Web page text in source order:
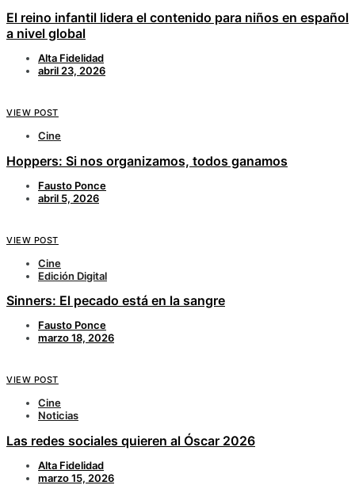
El reino infantil lidera el contenido para niños en español
a nivel global
Alta Fidelidad
abril 23, 2026
VIEW POST
Cine
Hoppers: Si nos organizamos, todos ganamos
Fausto Ponce
abril 5, 2026
VIEW POST
Cine
Edición Digital
Sinners: El pecado está en la sangre
Fausto Ponce
marzo 18, 2026
VIEW POST
Cine
Noticias
Las redes sociales quieren al Óscar 2026
Alta Fidelidad
marzo 15, 2026